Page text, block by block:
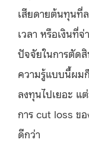
เสียดายต้นทุนที่
เวลา หรือเงินที่
ปัจจัยในการตัดสิ
ความรู้แบบนี้ผม
ลงทุนไปเยอะ แ
การ cut loss ข
ดีกว่า